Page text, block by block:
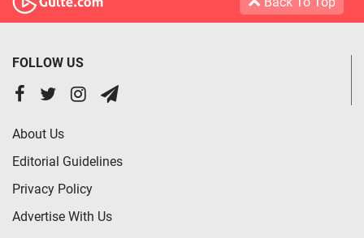
FOLLOW US
About Us
Editorial Guidelines
Privacy Policy
Advertise With Us